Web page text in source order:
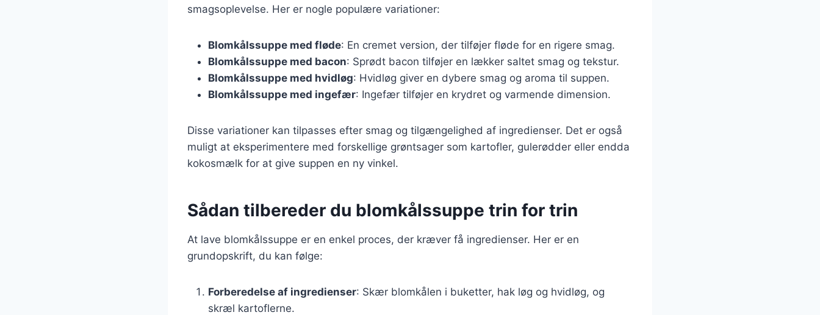
smagsoplevelse. Her er nogle populære variationer:
Blomkålssuppe med fløde: En cremet version, der tilføjer fløde for en rigere smag.
Blomkålssuppe med bacon: Sprødt bacon tilføjer en lækker saltet smag og tekstur.
Blomkålssuppe med hvidløg: Hvidløg giver en dybere smag og aroma til suppen.
Blomkålssuppe med ingefær: Ingefær tilføjer en krydret og varmende dimension.
Disse variationer kan tilpasses efter smag og tilgængelighed af ingredienser. Det er også
muligt at eksperimentere med forskellige grøntsager som kartofler, gulerødder eller endda
kokosmælk for at give suppen en ny vinkel.
Sådan tilbereder du blomkålssuppe trin for trin
At lave blomkålssuppe er en enkel proces, der kræver få ingredienser. Her er en
grundopskrift, du kan følge:
Forberedelse af ingredienser: Skær blomkålen i buketter, hak løg og hvidløg, og
skræl kartoflerne.